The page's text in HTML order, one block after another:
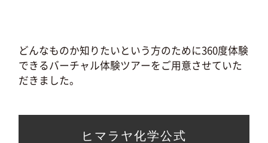
どんなものか知りたいという方のために360度体験
できるバーチャル体験ツアーをご用意させていた
だきました。
ヒマラヤ化学公式